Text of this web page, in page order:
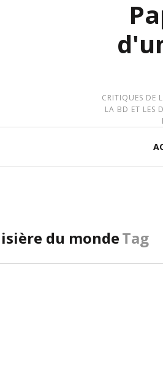
CRITIQUES DE
LA BD ET LES
du mondeTag